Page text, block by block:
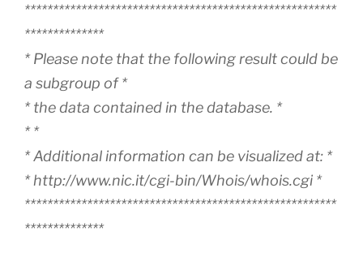
*******************************************************
**************
* Please note that the following result could be
a subgroup of *
* the data contained in the database. *
* *
* Additional information can be visualized at: *
* http://www.nic.it/cgi-bin/Whois/whois.cgi *
*******************************************************
**************